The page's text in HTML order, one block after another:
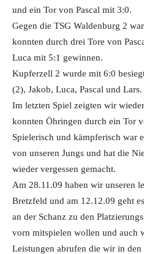
und ein Tor von Pascal mit 3:0.
Gegen die TSG Waldenburg 2
konnten durch drei Tore von
Luca mit 5:1 gewinnen.
Kupferzell 2 wurde mit 6:0
(2), Jakob, Luca, Pascal und Lars.
Im letzten Spiel zeigten wir
konnten Öhringen durch ein Tor
Spielerisch und kämpferisch war
von unseren Jungs und hat die
wieder vergessen gemacht.
Am 28.11.09 haben wir unseren
Bretzfeld und am 12.12.09 geht
an der Schanz zu den
vorn mitspielen wollen und auch
Leistungen abrufen die wir in den